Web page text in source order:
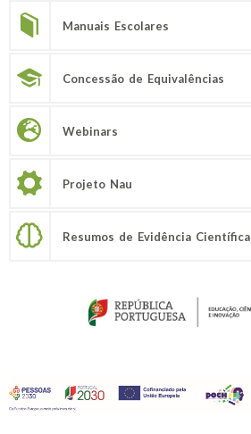
Manuais Escolares
Concessão de Equivalências
Webinars
Projeto Nau
Resumos de Evidência Científica